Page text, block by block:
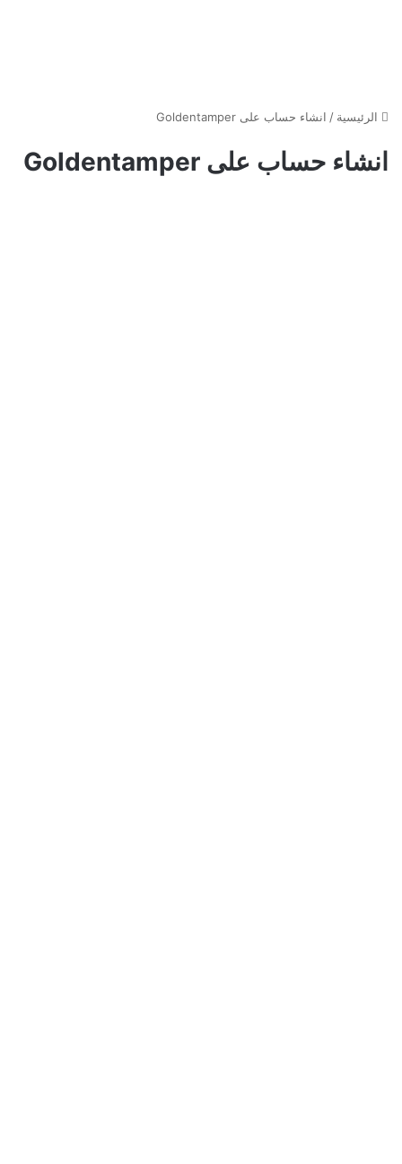
الرئيسية / انشاء حساب على Goldentamper
انشاء حساب على Goldentamper